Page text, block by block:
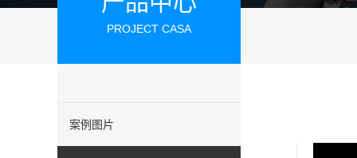
PROJECT CASA
案例图片